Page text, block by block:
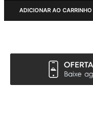
ADICIONAR AO CARRINHO